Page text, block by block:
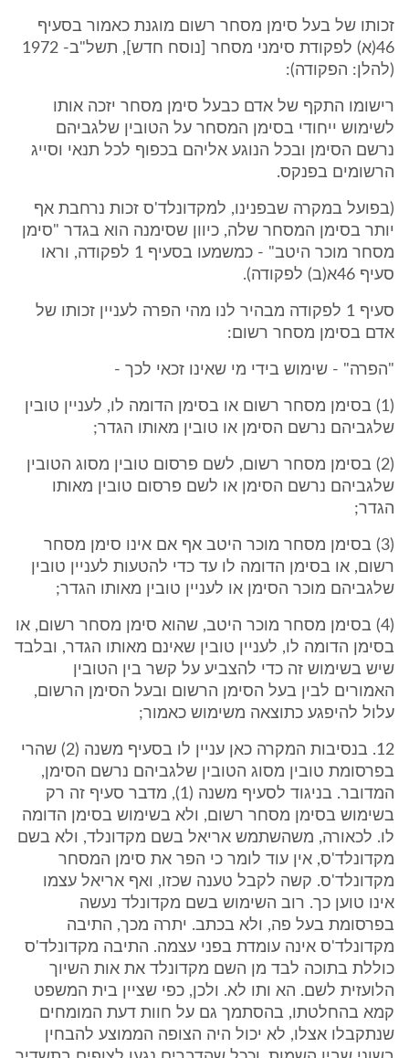
זכותו של בעל סימן מסחר רשום מוגנת כאמור בסעיף
46(א) לפקודת סימני מסחר [נוסח חדש], תשל"ב- 1972
(להלן: הפקודה):
רישומו התקף של אדם כבעל סימן מסחר יזכה אותו
לשימוש ייחודי בסימן המסחר על הטובין שלגביהם
נרשם הסימן ובכל הנוגע אליהם בכפוף לכל תנאי וסייג
הרשומים בפנקס.
(בפועל במקרה שבפנינו, למקדונלד'ס זכות נרחבת אף
יותר בסימן המסחר שלה, כיוון שסימנה הוא בגדר "סימן
מסחר מוכר היטב" - כמשמעו בסעיף 1 לפקודה, וראו
סעיף 46א(ב) לפקודה).
סעיף 1 לפקודה מבהיר לנו מהי הפרה לעניין זכותו של
אדם בסימן מסחר רשום:
"הפרה" - שימוש בידי מי שאינו זכאי לכך -
(1) בסימן מסחר רשום או בסימן הדומה לו, לעניין טובין
שלגביהם נרשם הסימן או טובין מאותו הגדר;
(2) בסימן מסחר רשום, לשם פרסום טובין מסוג הטובין
שלגביהם נרשם הסימן או לשם פרסום טובין מאותו
הגדר;
(3) בסימן מסחר מוכר היטב אף אם אינו סימן מסחר
רשום, או בסימן הדומה לו עד כדי להטעות לעניין טובין
שלגביהם מוכר הסימן או לעניין טובין מאותו הגדר;
(4) בסימן מסחר מוכר היטב, שהוא סימן מסחר רשום, או
בסימן הדומה לו, לעניין טובין שאינם מאותו הגדר, ובלבד
שיש בשימוש זה כדי להצביע על קשר בין הטובין
האמורים לבין בעל הסימן הרשום ובעל הסימן הרשום,
עלול להיפגע כתוצאה משימוש כאמור;
12. בנסיבות המקרה כאן עניין לו בסעיף משנה (2) שהרי
בפרסומת טובין מסוג הטובין שלגביהם נרשם הסימן,
המדובר. בניגוד לסעיף משנה (1), מדבר סעיף זה רק
בשימוש בסימן מסחר רשום, ולא בשימוש בסימן הדומה
לו. לכאורה, משהשתמש אריאל בשם מקדונלד, ולא בשם
מקדונלד'ס, אין עוד לומר כי הפר את סימן המסחר
מקדונלד'ס. קשה לקבל טענה שכזו, ואף אריאל עצמו
אינו טוען כך. רוב השימוש בשם מקדונלד נעשה
בפרסומת בעל פה, ולא בכתב. יתרה מכך, התיבה
מקדונלד'ס אינה עומדת בפני עצמה. התיבה מקדונלד'ס
כוללת בתוכה לבד מן השם מקדונלד את אות השיוך
הלועזית לשם. הא ותו לא. ולכן, כפי שציין בית המשפט
קמא בהחלטתו, בהסתמך גם על חוות דעת המומחים
שנתקבלו אצלו, לא יכול היה הצופה הממוצע להבחין